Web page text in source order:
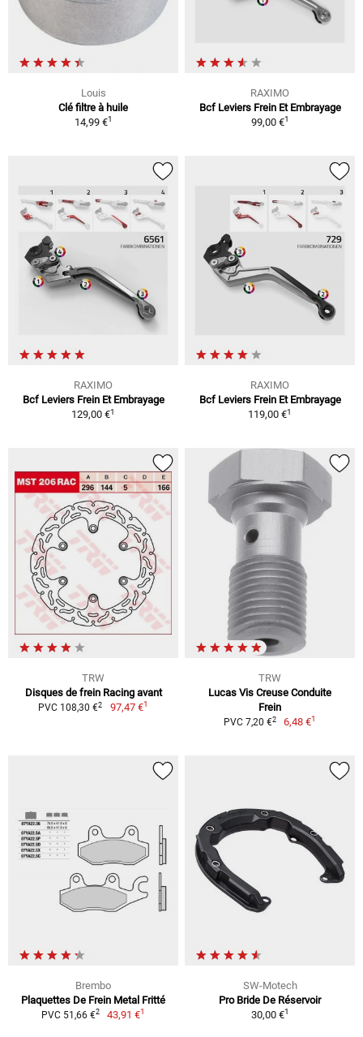
Louis
Clé filtre à huile
14,99 €1
RAXIMO
Bcf Leviers Frein Et Embrayage
99,00 €1
RAXIMO
Bcf Leviers Frein Et Embrayage
129,00 €1
RAXIMO
Bcf Leviers Frein Et Embrayage
119,00 €1
TRW
Disques de frein Racing avant
PVC 108,30 €2 97,47 €1
TRW
Lucas Vis Creuse Conduite
Frein
PVC 7,20 €2 6,48 €1
Brembo
Plaquettes De Frein Metal Fritté
PVC 51,66 €2 43,91 €1
SW-Motech
Pro Bride De Réservoir
30,00 €1